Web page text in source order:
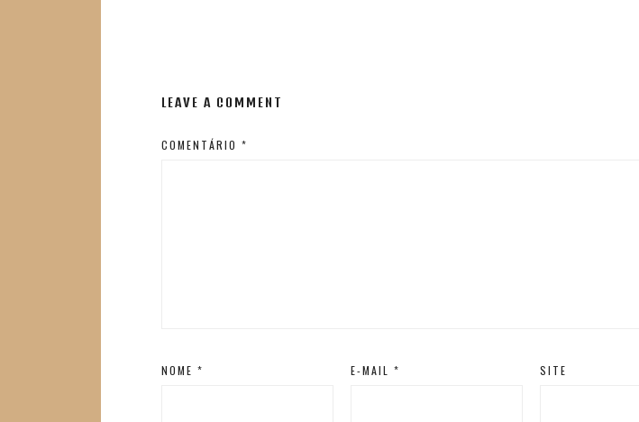
LEAVE A COMMENT
COMENTÁRIO*
NOME* E-MAIL * SITE